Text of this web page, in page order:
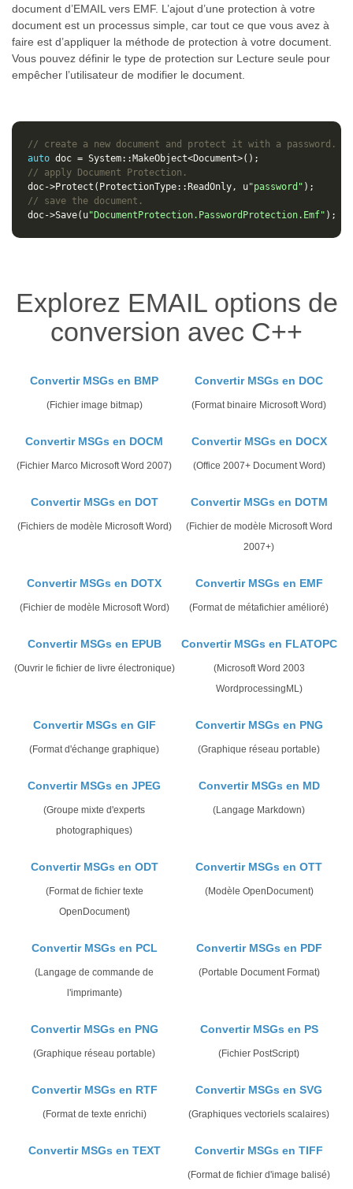
document d’EMAIL vers EMF. L’ajout d’une protection à votre
document est un processus simple, car tout ce que vous avez à
faire est d’appliquer la méthode de protection à votre document.
Vous pouvez définir le type de protection sur Lecture seule pour
empêcher l’utilisateur de modifier le document.
// create a new document and protect it with a password.
auto doc = System:: MakeObject<Document>();
// apply Document Protection.
doc->Protect ( ProtectionType:: ReadOnly, u"password" );
// save the document.
doc->Save( u"DocumentProtection.PasswordProtection.Emf" );
Explorez EMAIL options de
conversion avec C++
Convertir MSGs en BMP
(Fichier image bitmap)
Convertir MSGs en DOC
(Format binaire Microsoft Word)
Convertir MSGs en DOCM
(Fichier Marco Microsoft Word 2007)
Convertir MSGs en DOCX
(Office 2007+ Document Word)
Convertir MSGs en DOT
(Fichiers de modèle Microsoft Word)
Convertir MSGs en DOTM
(Fichier de modèle Microsoft Word
2007+)
Convertir MSGs en DOTX
(Fichier de modèle Microsoft Word)
Convertir MSGs en EMF
(Format de métafichier amélioré)
Convertir MSGs en EPUB
(Ouvrir le fichier de livre électronique)
Convertir MSGs en FLATOPC
(Microsoft Word 2003
WordprocessingML)
Convertir MSGs en GIF
(Format d'échange graphique)
Convertir MSGs en PNG
(Graphique réseau portable)
Convertir MSGs en JPEG
(Groupe mixte d'experts
photographiques)
Convertir MSGs en MD
(Langage Markdown)
Convertir MSGs en ODT
(Format de fichier texte
OpenDocument)
Convertir MSGs en OTT
(Modèle OpenDocument)
Convertir MSGs en PCL
(Langage de commande de
l'imprimante)
Convertir MSGs en PDF
(Portable Document Format)
Convertir MSGs en PNG
(Graphique réseau portable)
Convertir MSGs en PS
(Fichier PostScript)
Convertir MSGs en RTF
(Format de texte enrichi)
Convertir MSGs en SVG
(Graphiques vectoriels scalaires)
Convertir MSGs en TEXT Convertir MSGs en TIFF
(Format de fichier d'image balisé)